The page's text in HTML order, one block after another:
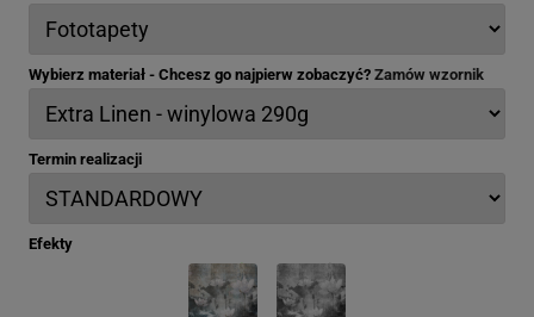
Wybierz materiał - Chcesz go najpierw zobaczyć? Zamów wzornik
Termin realizacji
Efekty